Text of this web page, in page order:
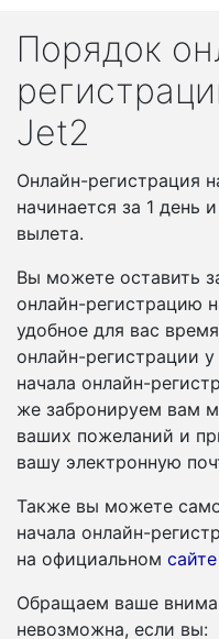
Порядок
Jet2
Онлайн-регистрация
начинается за 1 день
вылета.
Вы можете оставить
онлайн-регистрацию
удобное для вас
онлайн-регистрации
начала онлайн-
же забронируем вам
ваших пожеланий и
вашу электронную
Также вы можете
начала онлайн-
на официальном
Обращаем ваше
невозможна, если вы: